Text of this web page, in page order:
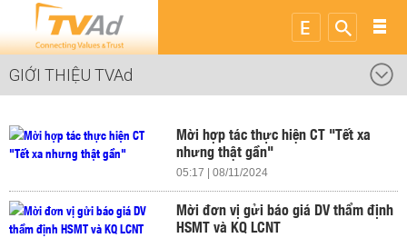
GIỚI THIỆU TVAd
Mời hợp tác thực hiện CT "Tết xa
nhưng thật gần"
05:17 | 08/11/2024
Mời đơn vị gửi báo giá DV thẩm định
HSMT và KQ LCNT